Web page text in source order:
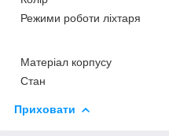
Режими роботи ліхтаря
Матеріал корпусу
Стан
Приховати